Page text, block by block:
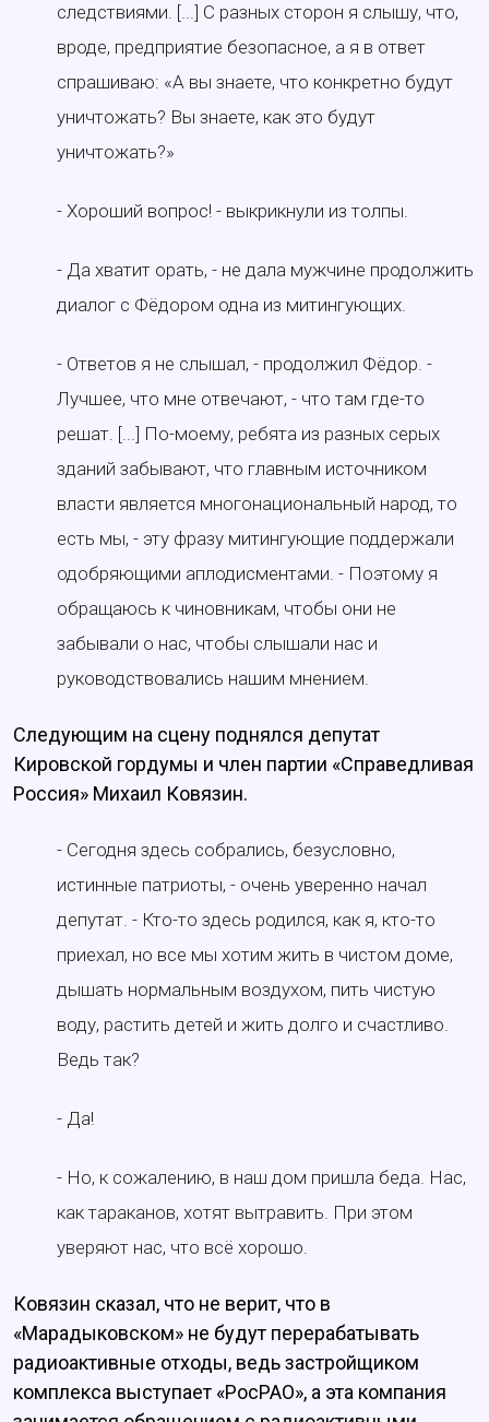
следствиями. [...] С разных сторон я слышу, что,
вроде, предприятие безопасное, а я в ответ
спрашиваю: «А вы знаете, что конкретно будут
уничтожать? Вы знаете, как это будут
уничтожать?»
- Хороший вопрос! - выкрикнули из толпы.
- Да хватит орать, - не дала мужчине продолжить
диалог с Фёдором одна из митингующих.
- Ответов я не слышал, - продолжил Фёдор. -
Лучшее, что мне отвечают, - что там где-то
решат. [...] По-моему, ребята из разных серых
зданий забывают, что главным источником
власти является многонациональный народ, то
есть мы, - эту фразу митингующие поддержали
одобряющими аплодисментами. - Поэтому я
обращаюсь к чиновникам, чтобы они не
забывали о нас, чтобы слышали нас и
руководствовались нашим мнением.
Следующим на сцену поднялся депутат
Кировской гордумы и член партии «Справедливая
Россия» Михаил Ковязин.
- Сегодня здесь собрались, безусловно,
истинные патриоты, - очень уверенно начал
депутат. - Кто-то здесь родился, как я, кто-то
приехал, но все мы хотим жить в чистом доме,
дышать нормальным воздухом, пить чистую
воду, растить детей и жить долго и счастливо.
Ведь так?
- Да!
- Но, к сожалению, в наш дом пришла беда. Нас,
как тараканов, хотят вытравить. При этом
уверяют нас, что всё хорошо.
Ковязин сказал, что не верит, что в
«Марадыковском» не будут перерабатывать
радиоактивные отходы, ведь застройщиком
комплекса выступает «РосРАО», а эта компания